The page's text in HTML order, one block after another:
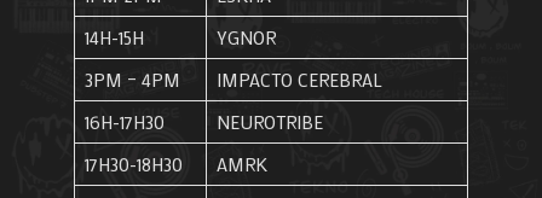
14H-15H
YGNOR
3PM – 4PM
IMPACTO CEREBRAL
16H-17H30
NEUROTRIBE
17H30-18H30
AMRK